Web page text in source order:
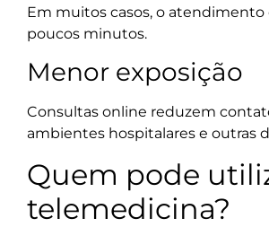
Em muitos casos, o atendimento
poucos minutos.
Menor exposição
Consultas online reduzem
ambientes hospitalares e outras
Quem pode
telemedicina?